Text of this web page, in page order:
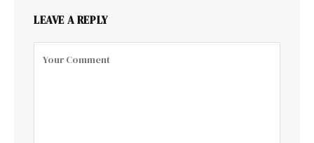
LEAVE A REPLY